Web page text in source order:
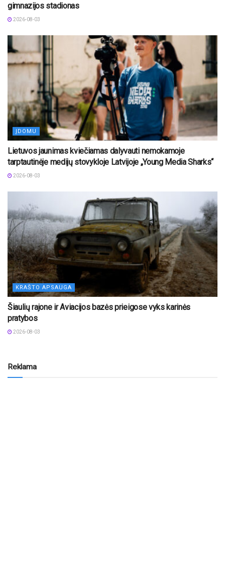
gimnazijos stadionas
2026-08-03
ĮDOMU
Lietuvos jaunimas kviečiamas dalyvauti nemokamoje
tarptautinėje medijų stovykloje Latvijoje „Young Media Sharks“
2026-08-03
KRAŠTO APSAUGA
Šiaulių rajone ir Aviacijos bazės prieigose vyks karinės
pratybos
2026-08-03
Reklama